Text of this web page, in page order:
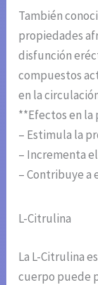
También
propiedades
disfunción
compuestos
en la
**Efectos en la
– Estimula la
– Incrementa
– Contribuye a
L-Citrulina
La L-Citrulina
cuerpo puede